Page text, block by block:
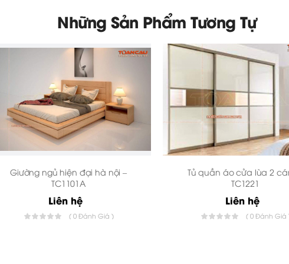
Những Sản Phẩm Tương Tự
Giường ngủ hiện đại hà nội –
TC1101A
Liên hệ
( 0 Đánh Giá )
Tủ quần áo cửa lùa 2
TC1221
Liên hệ
( 0 Đánh Giá